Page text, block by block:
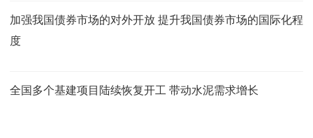
加强我国债券市场的对外开放 提升我国债券市场的国际化程
度
全国多个基建项目陆续恢复开工 带动水泥需求增长